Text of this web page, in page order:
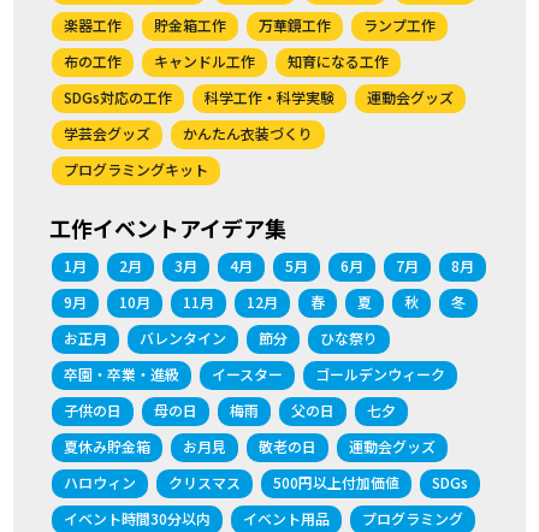
楽器工作
貯金箱工作 万華鏡工作
ランプ工作
布の工作
キャンドル工作
知育になる工作
SDGs対応の工作
科学工作・科学実験
運動会グッズ
学芸会グッズ
かんたん衣装づくり
プログラミングキット
工作イベントアイデア集
1月 2月 3月 4月 5月 6月 7月
8月
9月
10月 11月 12月 春 夏 秋
冬
お正月
バレンタイン 節分
ひな祭り
卒園・卒業・進級
イースター
ゴールデンウィーク
子供の日
母の日 梅雨 父の日
七夕
夏休み貯金箱
お月見 敬老の日
運動会グッズ
ハロウィン
クリスマス 500円以上付加価値
SDGs
イベント時間30分以内
イベント用品
プログラミング